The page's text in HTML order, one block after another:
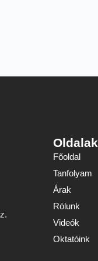
Oldalak
Főoldal
Tanfolyam
Árak
Rólunk
Videók
Oktatóink